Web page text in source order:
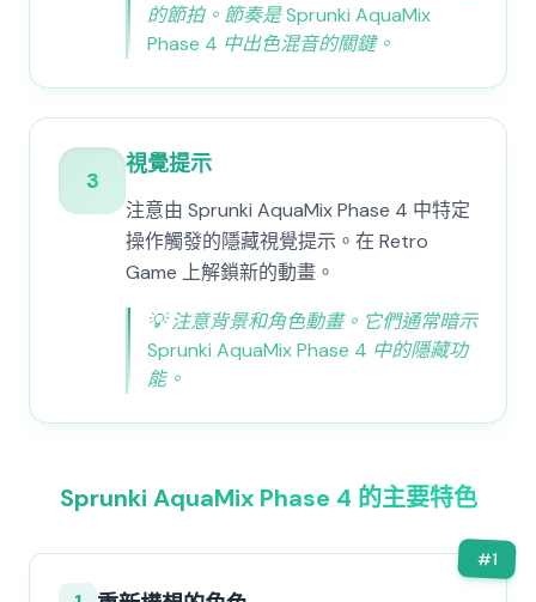
的節拍。節奏是 Sprunki AquaMix
Phase 4 中出色混音的關鍵。
3
視覺提示
注意由 Sprunki AquaMix Phase 4 中特定
操作觸發的隱藏視覺提示。在 Retro
Game 上解鎖新的動畫。
💡注意背景和角色動畫。它們通常暗示
Sprunki AquaMix Phase 4 中的隱藏功
能。
Sprunki AquaMix Phase 4 的主要特色
#1